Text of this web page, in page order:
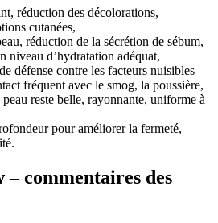
réduction des décolorations,
cutanées,
réduction de la sécrétion de sébum,
niveau d’hydratation adéquat,
défense contre les facteurs nuisibles
fréquent avec le smog, la poussière,
reste belle, rayonnante, uniforme à
pour améliorer la fermeté,
commentaires des